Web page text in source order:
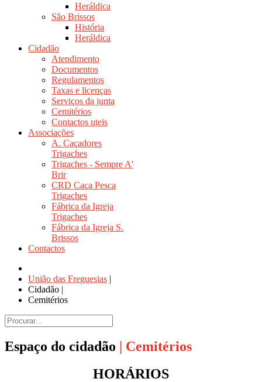
Heráldica
São Brissos
História
Heráldica
Cidadão
Atendimento
Documentos
Regulamentos
Taxas e licenças
Serviços da junta
Cemitérios
Contactos uteis
Associações
A. Caçadores
Trigaches
Trigaches - Sempre A'
Brir
CRD Caça Pesca
Trigaches
Fábrica da Igreja
Trigaches
Fábrica da Igreja S.
Brissos
Contactos
União das Freguesias |
Cidadão |
Cemitérios
Espaço do cidadão | Cemitérios
HORÁRIOS